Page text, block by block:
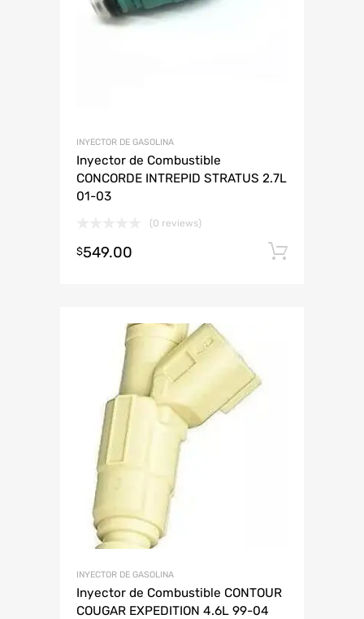
INYECTOR DE GASOLINA
Inyector de Combustible
CONCORDE INTREPID STRATUS 2.7L
01-03
(0 reviews)
$549.00
INYECTOR DE GASOLINA
Inyector de Combustible CONTOUR
COUGAR EXPEDITION 4.6L 99-04